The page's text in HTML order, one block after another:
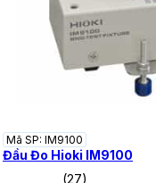
Mã SP: IM9100
Đầu Đo Hioki IM9100
(27)